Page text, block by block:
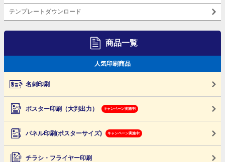
テンプレートダウンロード
商品一覧
人気印刷商品
名刺印刷
ポスター印刷（大判出力） キャンペーン実施中!
パネル印刷(ポスターサイズ) キャンペーン実施中!
チラシ・フライヤー印刷